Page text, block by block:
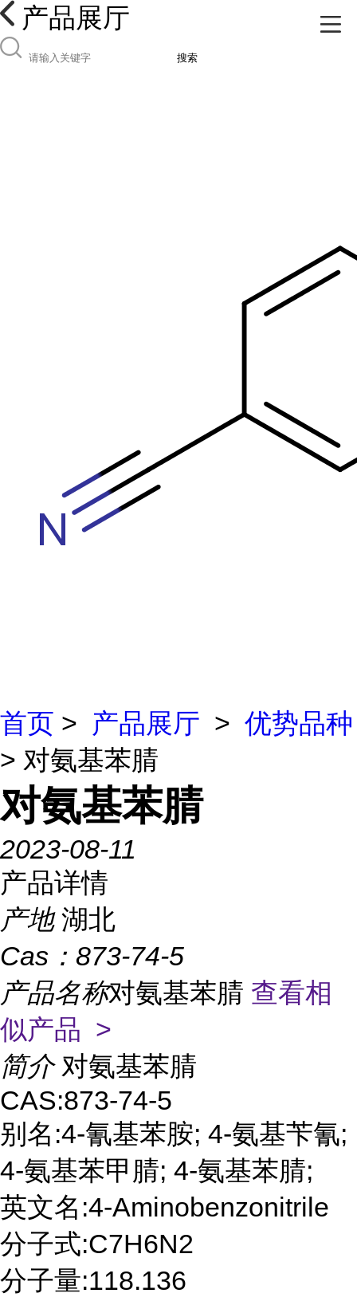
产品展厅
搜索
首页 > 产品展厅 > 优势品种
> 对氨基苯腈
对氨基苯腈
2023-08-11
产品详情
产地 湖北
Cas： 873-74-5
产品名称对氨基苯腈 查看相
似产品 >
简介 对氨基苯腈
CAS:873-74-5
别名:4-氰基苯胺; 4-氨基苄氰;
4-氨基苯甲腈; 4-氨基苯腈;
英文名:4-Aminobenzonitrile
分子式:C7H6N2
分子量:118.136